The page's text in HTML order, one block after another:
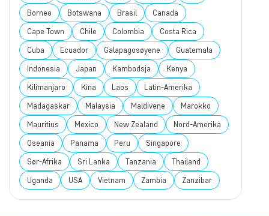
Borneo Botswana Brasil Canada
Cape Town Chile Colombia Costa Rica
Cuba Ecuador Galapagosøyene Guatemala
Indonesia Japan Kambodsja Kenya
Kilimanjaro Kina Laos Latin-Amerika
Madagaskar Malaysia Maldivene Marokko
Mauritius Mexico New Zealand Nord-Amerika
Oseania Panama Peru Singapore
Sør-Afrika Sri Lanka Tanzania Thailand
Uganda USA Vietnam Zambia Zanzibar